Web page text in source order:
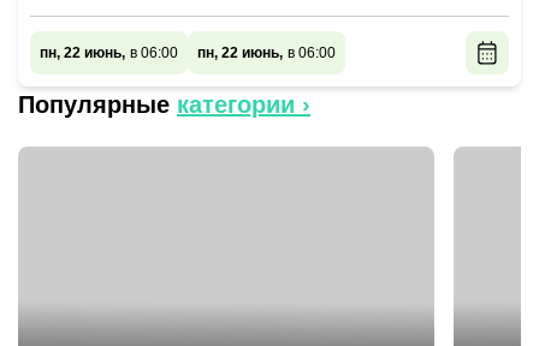
пн, 22 июнь, в 06:00 пн, 22 июнь, в 06:00
Популярные категории ›